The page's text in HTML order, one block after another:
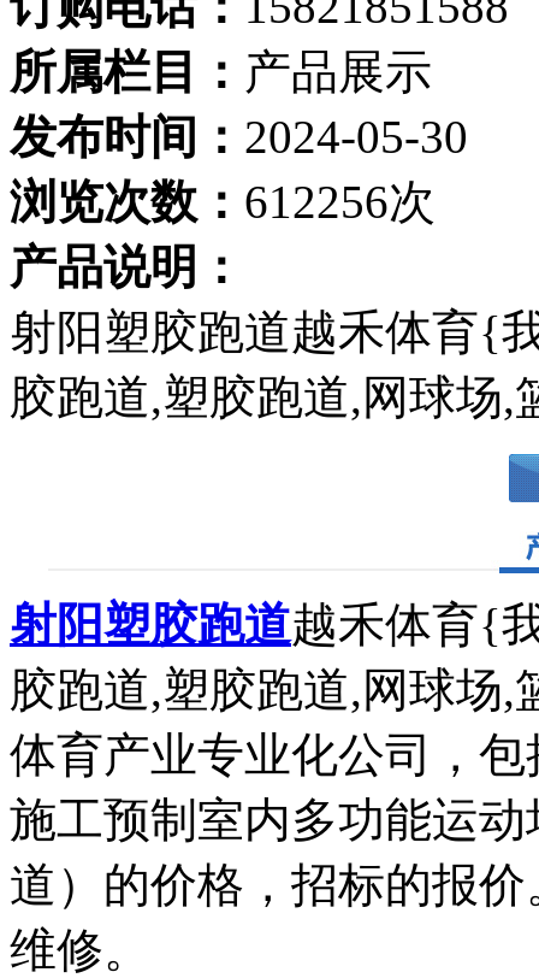
所属栏目： 产品展示
发布时间： 2024-05-30
浏览次数： 612256次
产品说明：
射阳塑胶跑道越禾体育{
胶跑道,塑胶跑道,网球场,
射阳塑胶跑道越禾体育{
胶跑道,塑胶跑道,网球场
体育产业专业化公司，
施工预制室内多功能运
道）的价格，招标的报
维修。